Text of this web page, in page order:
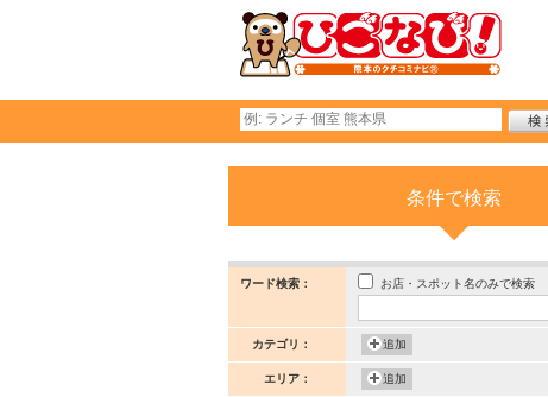
条件で検索
ワード検索： お店・スポット名のみで検索
カテゴリ： 追加
エリア： 追加